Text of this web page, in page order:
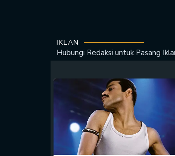
IKLAN
Hubungi Redaksi untuk Pasang